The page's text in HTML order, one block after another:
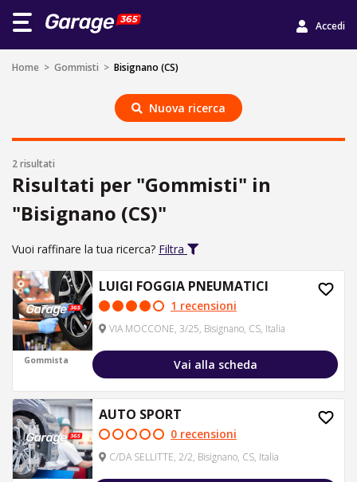
Accedi
Home > Gommisti > Bisignano (CS)
Nuova ricerca
2 risultati
Risultati per "Gommisti" in
"Bisignano (CS)"
Vuoi raffinare la tua ricerca? Filtra
Gommista
LUIGI FOGGIA PNEUMATICI
1 recensioni
VIA MOCCONE, 3/25, Bisignano, CS, Italia
Vai alla scheda
AUTO SPORT
0 recensioni
C/DA SELLITTE, 2/2, Bisignano, CS, Italia